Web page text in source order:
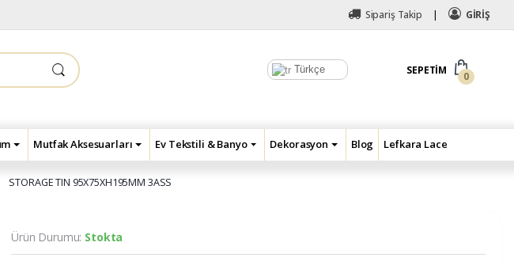
Sipariş Takip GİRİŞ
Türkçe SEPETIM
0
Mutfak Aksesuarları Ev Tekstili & Banyo Dekorasyon Blog Lefkara Lace
STORAGE TIN 95X75XH195MM 3ASS
Ürün Durumu: Stokta